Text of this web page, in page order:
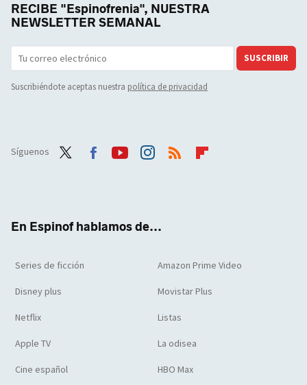
RECIBE "Espinofrenia", NUESTRA
NEWSLETTER SEMANAL
SUSCRIBIR
Suscribiéndote aceptas nuestra política de privacidad
Síguenos
En Espinof hablamos de...
Series de ficción Amazon Prime Video
Disney plus Movistar Plus
Netflix Listas
Apple TV La odisea
Cine español HBO Max